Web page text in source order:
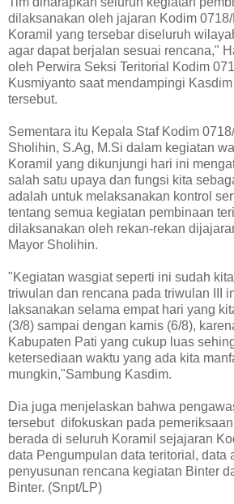
dilaksanakan oleh jajaran Kodim
Koramil yang tersebar diseluruh
agar dapat berjalan sesuai rencana,"
oleh Perwira Seksi Teritorial Kodim
Kusmiyanto saat mendampingi
tersebut.
Sementara itu Kepala Staf Kodim
Sholihin, S.Ag, M.Si dalam kegiatan
Koramil yang dikunjungi hari ini
salah satu upaya dan fungsi kita
adalah untuk melaksanakan kontrol
tentang semua kegiatan pembinaan
dilaksanakan oleh rekan-rekan
Mayor Sholihin.
"Kegiatan wasgiat seperti ini sudah
triwulan dan rencana pada triwulan III
laksanakan selama empat hari yang
(3/8) sampai dengan kamis (6/8),
Kabupaten Pati yang cukup luas
ketersediaan waktu yang ada kita
mungkin,"Sambung Kasdim.
Dia juga menjelaskan bahwa
tersebut difokuskan pada
berada di seluruh Koramil sejajaran
data Pengumpulan data teritorial, data
penyusunan rencana kegiatan Binter
Binter. (Snpt/LP)